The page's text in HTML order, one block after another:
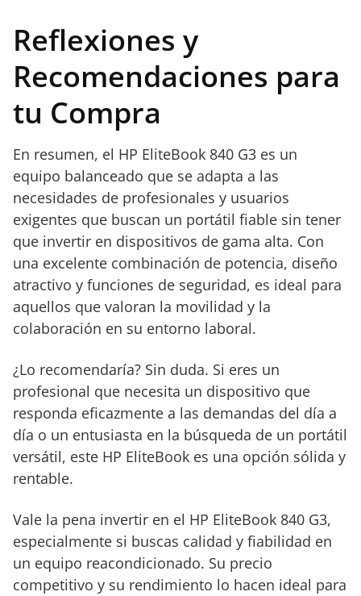
con todos los
necesarios
Reflexiones y
Recomendaciones para
tu Compra
En resumen, el HP EliteBook 840 G3 es un
equipo balanceado que se adapta a las
necesidades de profesionales y usuarios
exigentes que buscan un portátil fiable sin tener
que invertir en dispositivos de gama alta. Con
una excelente combinación de potencia, diseño
atractivo y funciones de seguridad, es ideal para
aquellos que valoran la movilidad y la
colaboración en su entorno laboral.
¿Lo recomendaría? Sin duda. Si eres un
profesional que necesita un dispositivo que
responda eficazmente a las demandas del día a
día o un entusiasta en la búsqueda de un portátil
versátil, este HP EliteBook es una opción sólida y
rentable.
Vale la pena invertir en el HP EliteBook 840 G3,
especialmente si buscas calidad y fiabilidad en
un equipo reacondicionado. Su precio
competitivo y su rendimiento lo hacen ideal para